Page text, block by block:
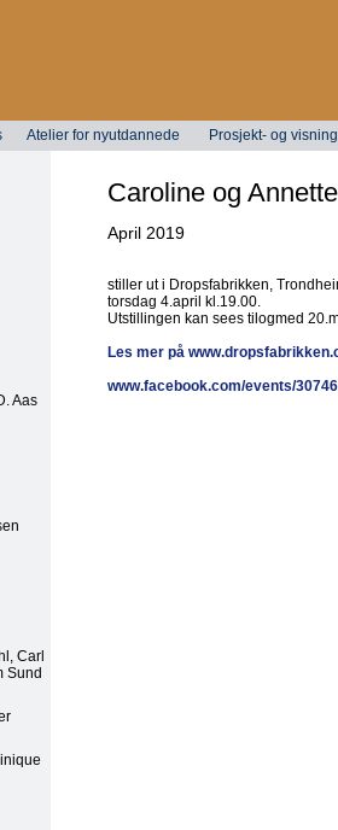
Atelier for nyutdannede Prosjekt- og
Aas
Carl
Sund
Caroline og
April 2019
stiller ut i Dropsfabrikken,
torsdag 4.april kl.19.00.
Utstillingen kan sees tilogmed
Les mer på
www.facebook.com/events/